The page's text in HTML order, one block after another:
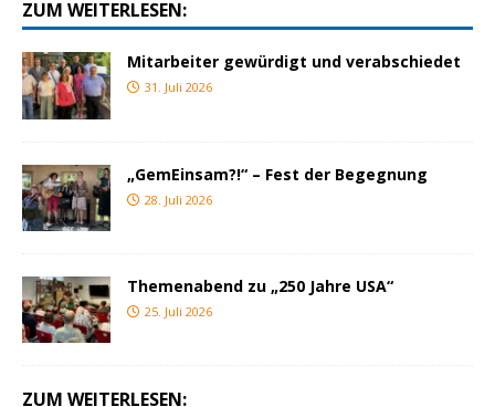
ZUM WEITERLESEN:
Mitarbeiter gewürdigt und verabschiedet
31. Juli 2026
„GemEinsam?!“ – Fest der Begegnung
28. Juli 2026
Themenabend zu „250 Jahre USA“
25. Juli 2026
ZUM WEITERLESEN: